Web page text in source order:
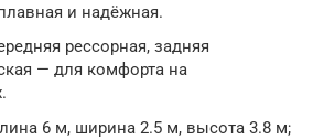
и надёжная.
рессорная, задняя
— для комфорта на
6 м, ширина 2.5 м, высота 3.8 м;